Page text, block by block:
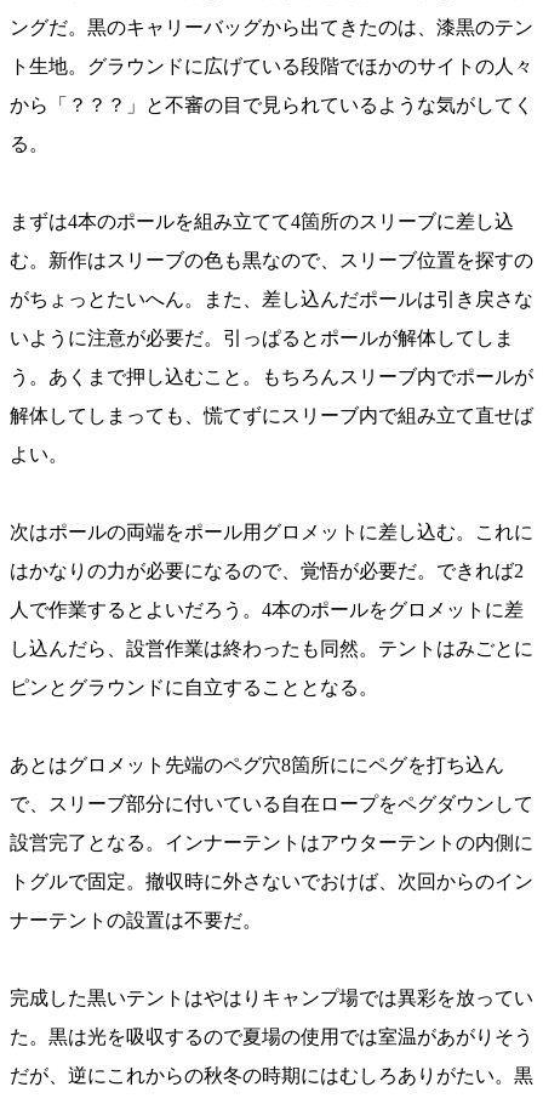
ングだ。黒のキャリーバッグから出てきたのは、漆黒のテン
ト生地。グラウンドに広げている段階でほかのサイトの人々
から「？？？」と不審の目で見られているような気がしてく
る。
まずは4本のポールを組み立てて4箇所のスリーブに差し込
む。新作はスリーブの色も黒なので、スリーブ位置を探すの
がちょっとたいへん。また、差し込んだポールは引き戻さな
いように注意が必要だ。引っぱるとポールが解体してしま
う。あくまで押し込むこと。もちろんスリーブ内でポールが
解体してしまっても、慌てずにスリーブ内で組み立て直せば
よい。
次はポールの両端をポール用グロメットに差し込む。これに
はかなりの力が必要になるので、覚悟が必要だ。できれば2
人で作業するとよいだろう。4本のポールをグロメットに差
し込んだら、設営作業は終わったも同然。テントはみごとに
ピンとグラウンドに自立することとなる。
あとはグロメット先端のペグ穴8箇所ににペグを打ち込ん
で、スリーブ部分に付いている自在ロープをペグダウンして
設営完了となる。インナーテントはアウターテントの内側に
トグルで固定。撤収時に外さないでおけば、次回からのイン
ナーテントの設置は不要だ。
完成した黒いテントはやはりキャンプ場では異彩を放ってい
た。黒は光を吸収するので夏場の使用では室温があがりそう
だが、逆にこれからの秋冬の時期にはむしろありがたい。黒